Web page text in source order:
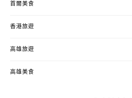
首爾美食
香港旅遊
高雄旅遊
高雄美食